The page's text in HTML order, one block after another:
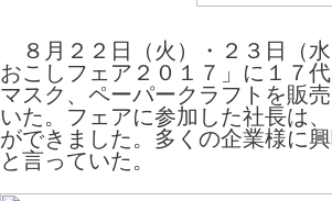
８月２２日（火）・２３日（
おこしフェア２０１７」に１７
マスク、ペーパークラフトを販
いた。フェアに参加した社長は
ができました。多くの企業様に
と言っていた。